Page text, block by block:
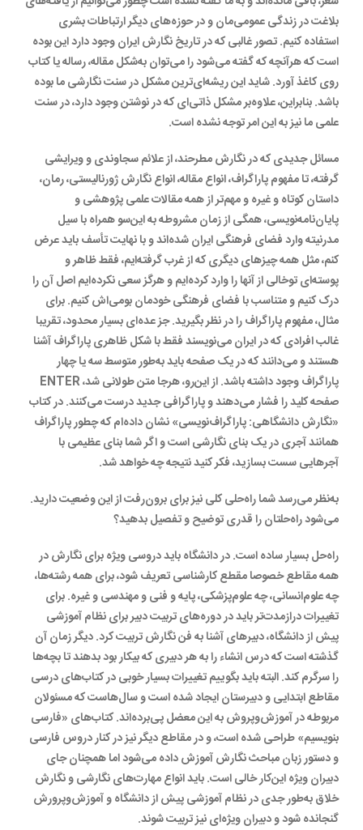
بلاغت در زندگی عمومی‌مان و در حوزه‌های دیگر ارتباطات بشری
استفاده کنیم. تصور غالبی که در تاریخ نگارش ایران وجود دارد این بوده
است که هرآنچه که گفته می‌شود را می‌توان به‌شکل مقاله، رساله یا کتاب
روی کاغذ آورد. شاید این ریشه‌ای‌ترین مشکل در سنت نگارشی ما بوده
باشد. بنابراین، علاوه‌بر مشکل ذاتی‌ای که در نوشتن وجود دارد، در سنت
علمی ما نیز به این امر توجه نشده است.
مسائل جدیدی که در نگارش مطرحند، از علائم سجاوندی و ویرایشی
گرفته، تا مفهوم پاراگراف، انواع مقاله، انواع نگارش ژورنالیستی، رمان،
داستان کوتاه و غیره و مهم‌تر از همه مقالات علمی پژوهشی و
پایان‌نامه‌نویسی، همگی از زمان مشروطه به این‌سو همراه با سیل
مدرنیته وارد فضای فرهنگی ایران شده‌اند و با نهایت تأسف باید عرض
کنم، مثل همه چیزهای دیگری که از غرب گرفته‌ایم، فقط ظاهر و
پوسته‌ای توخالی از آنها را وارد کرده‌ایم و هرگز سعی نکرده‌ایم اصل آن را
درک کنیم و متناسب با فضای فرهنگی خودمان بومی‌اش کنیم. برای
مثال، مفهوم پاراگراف را در نظر بگیرید. جز عده‌ای بسیار محدود، تقریبا
غالب افرادی که در ایران می‌نویسند فقط با شکل ظاهری پاراگراف آشنا
هستند و می‌دانند که در یک صفحه باید به‌طور متوسط سه یا چهار
پاراگراف وجود داشته باشد. از این‌رو، هرجا متن طولانی شد، ENTER
صفحه کلید را فشار می‌دهند و پاراگرافی جدید درست می‌کنند. در کتاب
«نگارش دانشگاهی: پاراگراف‌نویسی» نشان داده‌ام که چطور پاراگراف
همانند آجری در یک بنای نگارشی است و اگر شما بنای عظیمی با
آجرهایی سست بسازید، فکر کنید نتیجه چه خواهد شد.
به‌نظر می‌رسد شما راه‌حلی کلی نیز برای برون‌رفت از این وضعیت دارید.
می‌شود راه‌حلتان را قدری توضیح و تفصیل بدهید؟
راه‌حل بسیار ساده است. در دانشگاه باید دروسی ویژه برای نگارش در
همه مقاطع خصوصا مقطع کارشناسی تعریف شود، برای همه رشته‌ها،
چه علوم‌انسانی، چه علوم‌پزشکی، پایه و فنی و مهندسی و غیره. برای
تغییرات درازمدت‌تر باید در دوره‌های تربیت دبیر برای نظام آموزشی
پیش از دانشگاه، دبیرهای آشنا به فن نگارش تربیت کرد. دیگر زمان آن
گذشته است که درس انشاء را به هر دبیری که بیکار بود بدهند تا بچه‌ها
را سرگرم کند. البته باید بگوییم تغییرات بسیار خوبی در کتاب‌های درسی
مقاطع ابتدایی و دبیرستان ایجاد شده است و سال‌هاست که مسئولان
مربوطه در آموزش‌وپروش به این معضل پی‌برده‌اند. کتاب‌های «فارسی
بنویسیم» طراحی شده است، و در مقاطع دیگر نیز در کنار دروس فارسی
و دستور زبان مباحث نگارش آموزش داده می‌شود اما همچنان جای
دبیران ویژه این‌کار خالی است. باید انواع مهارت‌های نگارشی و نگارش
خلاق به‌طور جدی در نظام آموزشی پیش از دانشگاه و آموزش‌وپرورش
گنجانده شود و دبیران ویژه‌ای نیز تربیت شوند.